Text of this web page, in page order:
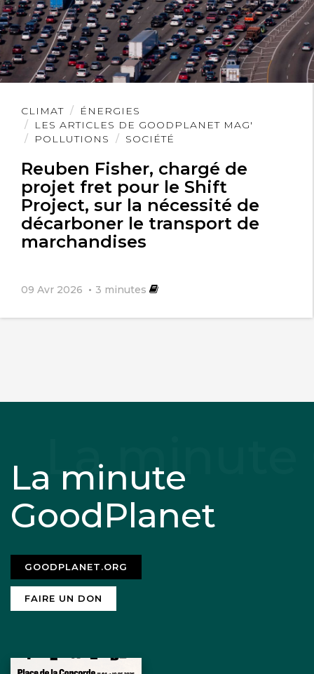
CLIMAT
ÉNERGIES
LES ARTICLES DE GOODPLANET MAG'
POLLUTIONS
SOCIÉTÉ
Reuben Fisher, chargé de
projet fret pour le Shift
Project, sur la nécessité de
décarboner le transport de
marchandises
09 Avr 2026 3 minutes
Lire
l'article
La minute
GoodPlanet
GOODPLANET.ORG
FAIRE UN DON